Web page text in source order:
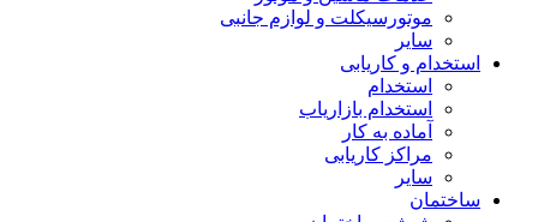
موتورسیکلت و لوازم جانبی
سایر
استخدام و کاریابی
استخدام
استخدام بازاریاب
آماده به کار
مراکز کاریابی
سایر
ساختمان